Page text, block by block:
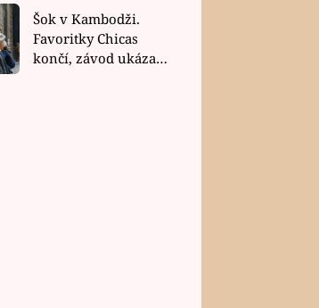
závodu nůž na krku
Šok v Kambodži.
Favoritky Chicas
končí, závod ukázal